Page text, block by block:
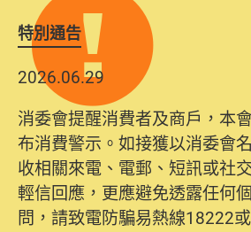
特別通告
2026.06.29
消委會提醒消費者及商戶，本
布消費警示。如接獲以消委會
收相關來電、電郵、短訊或社
輕信回應，更應避免透露任何
問，請致電防騙易熱線18222
2025.10.31
為提升使用者體驗及網絡安全
系統已經進行升級及推出新功
10日起，消費者需要提供基本
名、電郵及電話）註冊帳戶，
詢及建議。所有提交紀錄將清